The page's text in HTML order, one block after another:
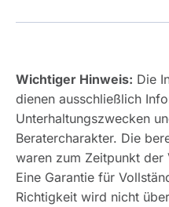
Wichtiger Hinweis: Die
dienen ausschließlich
Unterhaltungszwecken
Beratercharakter. Die
waren zum Zeitpunkt
Eine Garantie für
Richtigkeit wird nicht